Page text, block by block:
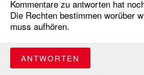
Kommentare zu antworten hat
Die Rechten bestimmen worüber
muss aufhören.
ANTWORTEN